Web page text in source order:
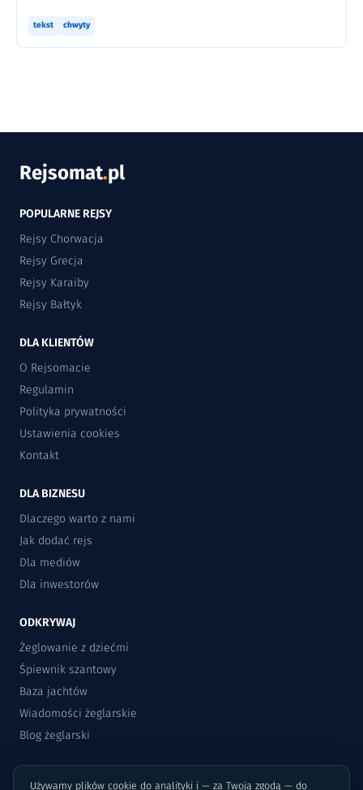
Używamy plików cookie do analityki i — za Twoją zgodą — do
tekst chwyty
Rejsomat.pl
POPULARNE REJSY
Rejsy Chorwacja
Rejsy Grecja
Rejsy Karaiby
Rejsy Bałtyk
DLA KLIENTÓW
O Rejsomacie
Regulamin
Polityka prywatności
Ustawienia cookies
Kontakt
DLA BIZNESU
Dlaczego warto z nami
Jak dodać rejs
Dla mediów
Dla inwestorów
ODKRYWAJ
Żeglowanie z dziećmi
Śpiewnik szantowy
Baza jachtów
Wiadomości żeglarskie
Blog żeglarski